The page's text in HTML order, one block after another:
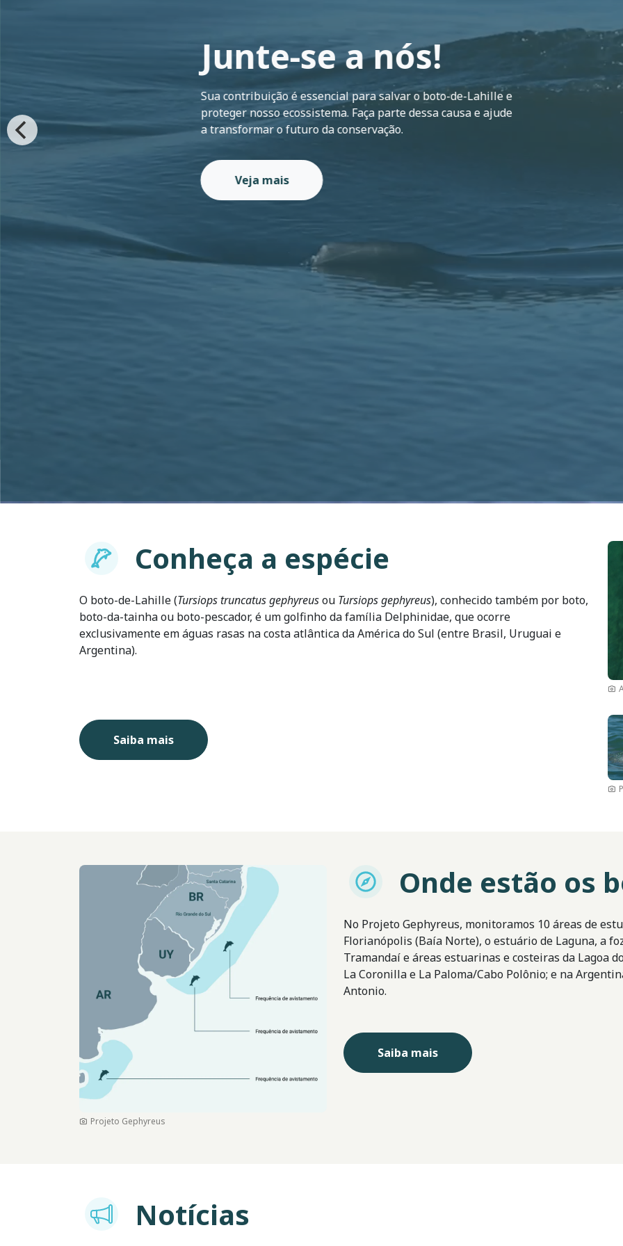
Junte-se a nós!
Sua contribuição é essencial para salvar o boto-de-Lahille e
proteger nosso ecossistema. Faça parte dessa causa e ajude
a transformar o futuro da conservação.
Veja mais
Imagem Conheça a espécie
O boto-de-Lahille (Tursiops truncatus gephyreusou Tursiops gephyreus), conhecido também por boto,
boto-da-tainha ou boto-pescador, é um golfinho da família Delphinidae, que ocorre
exclusivamente em águas rasas na costa atlântica da América do Sul (entre Brasil, Uruguai e
Argentina).
Saiba mais
Imagem
Projeto Gephyreus
Imagem Onde estão os
No Projeto Gephyreus, monitoramos 10 áreas de
Florianópolis (Baía Norte), o estuário de Laguna, a
Tramandaí e áreas estuarinas e costeiras da Lagoa
La Coronilla e La Paloma/Cabo Polônio; e na
Antonio.
Saiba mais
Imagem Notícias